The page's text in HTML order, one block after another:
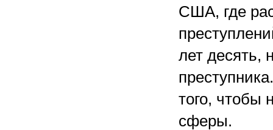
США, где
лет десять,
того, чтобы
сферы.